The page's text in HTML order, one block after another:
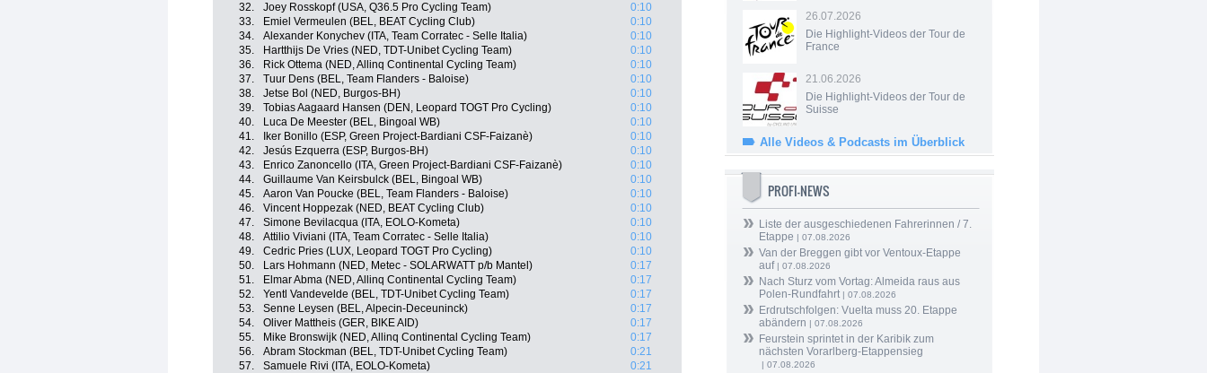
32.
Joey Rosskopf (USA, Q36.5 Pro Cycling Team)
0:10
33.
Emiel Vermeulen (BEL, BEAT Cycling Club)
0:10
34.
Alexander Konychev (ITA, Team Corratec - Selle Italia)
0:10
35.
Hartthijs De Vries (NED, TDT-Unibet Cycling Team)
0:10
36.
Rick Ottema (NED, Allinq Continental Cycling Team)
0:10
37.
Tuur Dens (BEL, Team Flanders - Baloise)
0:10
38.
Jetse Bol (NED, Burgos-BH)
0:10
39.
Tobias Aagaard Hansen (DEN, Leopard TOGT Pro Cycling)
0:10
40.
Luca De Meester (BEL, Bingoal WB)
0:10
41.
Iker Bonillo (ESP, Green Project-Bardiani CSF-Faizanè)
0:10
42.
Jesús Ezquerra (ESP, Burgos-BH)
0:10
43.
Enrico Zanoncello (ITA, Green Project-Bardiani CSF-Faizanè)
0:10
44.
Guillaume Van Keirsbulck (BEL, Bingoal WB)
0:10
45.
Aaron Van Poucke (BEL, Team Flanders - Baloise)
0:10
46.
Vincent Hoppezak (NED, BEAT Cycling Club)
0:10
47.
Simone Bevilacqua (ITA, EOLO-Kometa)
0:10
48.
Attilio Viviani (ITA, Team Corratec - Selle Italia)
0:10
49.
Cedric Pries (LUX, Leopard TOGT Pro Cycling)
0:10
50.
Lars Hohmann (NED, Metec - SOLARWATT p/b Mantel)
0:17
51.
Elmar Abma (NED, Allinq Continental Cycling Team)
0:17
52.
Yentl Vandevelde (BEL, TDT-Unibet Cycling Team)
0:17
53.
Senne Leysen (BEL, Alpecin-Deceuninck)
0:17
54.
Oliver Mattheis (GER, BIKE AID)
0:17
55.
Mike Bronswijk (NED, Allinq Continental Cycling Team)
0:17
56.
Abram Stockman (BEL, TDT-Unibet Cycling Team)
0:21
57.
Samuele Rivi (ITA, EOLO-Kometa)
0:21
26.07.2026
Die Highlight-Videos der Tour de
France
21.06.2026
Die Highlight-Videos der Tour de
Suisse
Alle Videos & Podcasts im Überblick
PROFI-NEWS
Liste der ausgeschiedenen Fahrerinnen / 7.
Etappe | 07.08.2026
Van der Breggen gibt vor Ventoux-Etappe
auf| 07.08.2026
Nach Sturz vom Vortag: Almeida raus aus
Polen-Rundfahrt| 07.08.2026
Erdrutschfolgen: Vuelta muss 20. Etappe
abändern | 07.08.2026
Feurstein sprintet in der Karibik zum
nächsten Vorarlberg-Etappensieg
| 07.08.2026